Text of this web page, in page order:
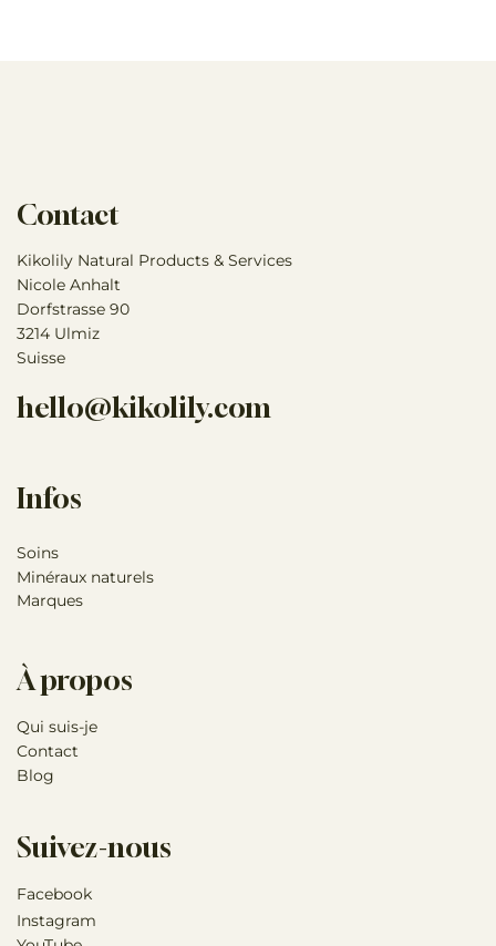
Contact
Kikolily Natural Products & Services
Nicole Anhalt
Dorfstrasse 90
3214 Ulmiz
Suisse
hello@kikolily.com
Suivez-nous
Facebook
Instagram
Infos
Soins
Minéraux naturels
Marques
À propos
Qui suis-je
Contact
Blog